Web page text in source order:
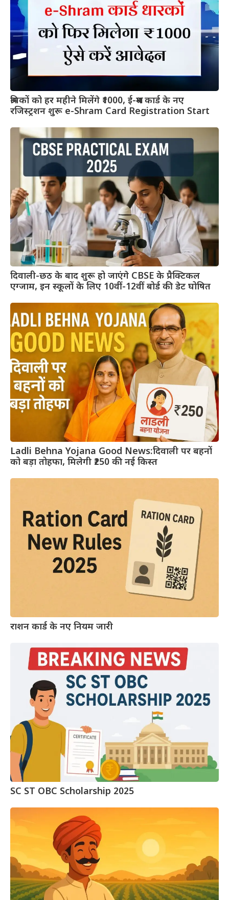
श्रमिकों को हर महीने मिलेंगे ₹1000, ई-श्रम कार्ड के नए
रजिस्ट्रशन शुरू e-Shram Card Registration Start
दिवाली-छठ के बाद शुरू हो जाएंगे CBSE के प्रैक्टिकल
एग्जाम, इन स्कूलों के लिए 10वीं-12वीं बोर्ड की डेट घोषित
Ladli Behna Yojana Good News:दिवाली पर बहनों
को बड़ा तोहफा, मिलेगी ₹250 की नई किस्त
राशन कार्ड के नए नियम जारी
SC ST OBC Scholarship 2025